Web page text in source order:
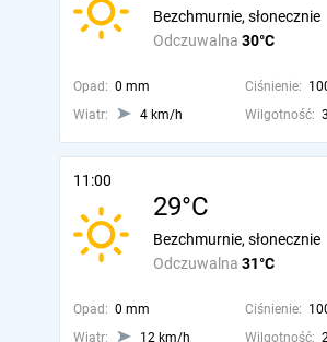
Odczuwalna 30°C
Bezchmurnie, słonecznie
Opad: 0 mm Ciśnienie:
Wiatr:
4 km/h Wilgotność:
11:00
29°C
Odczuwalna 31°C
Bezchmurnie, słonecznie
Opad: 0 mm Ciśnienie:
Wiatr:
12 km/h Wilgotność: